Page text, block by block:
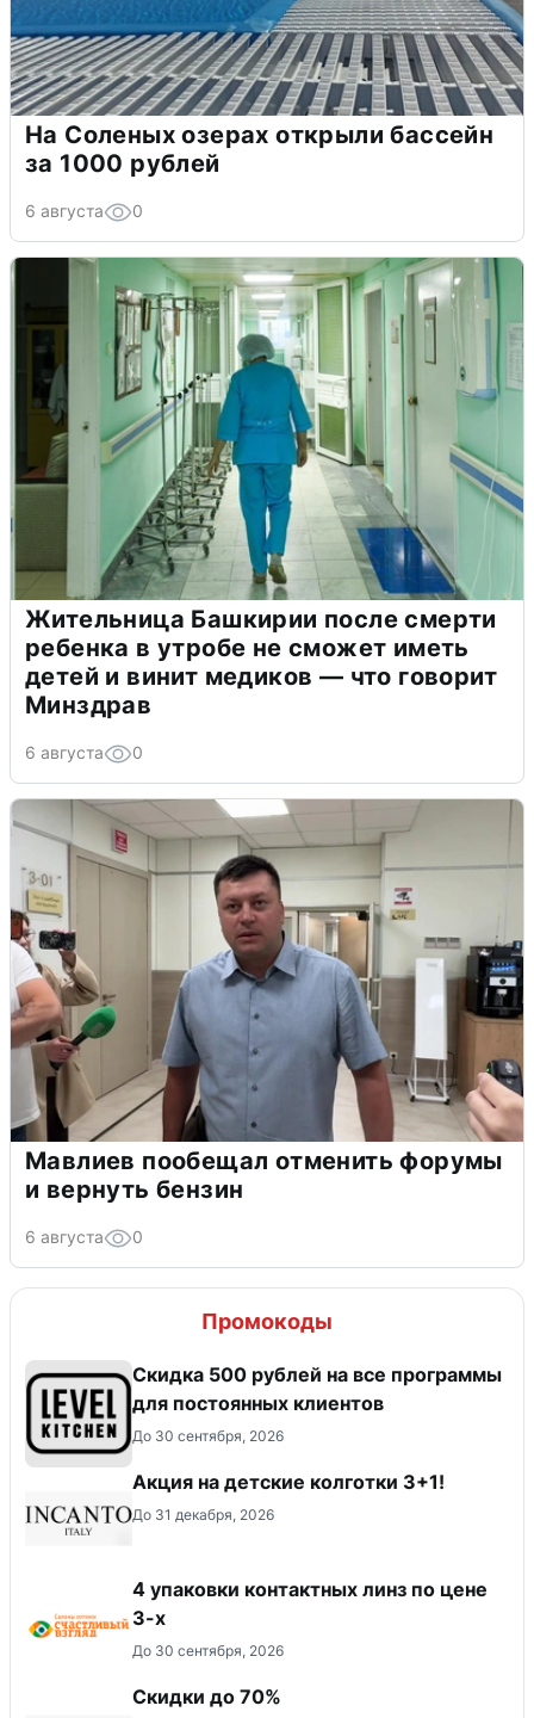
На Соленых озерах открыли бассейн
за 1000 рублей
6 августа 0
Жительница Башкирии после смерти
ребенка в утробе не сможет иметь
детей и винит медиков — что говорит
Минздрав
6 августа 0
Мавлиев пообещал отменить форумы
и вернуть бензин
6 августа 0
Промокоды
Скидка 500 рублей на все программы
для постоянных клиентов
До 30 сентября, 2026
Акция на детские колготки 3+1!
До 31 декабря, 2026
4 упаковки контактных линз по цене
3-х
До 30 сентября, 2026
Скидки до 70%